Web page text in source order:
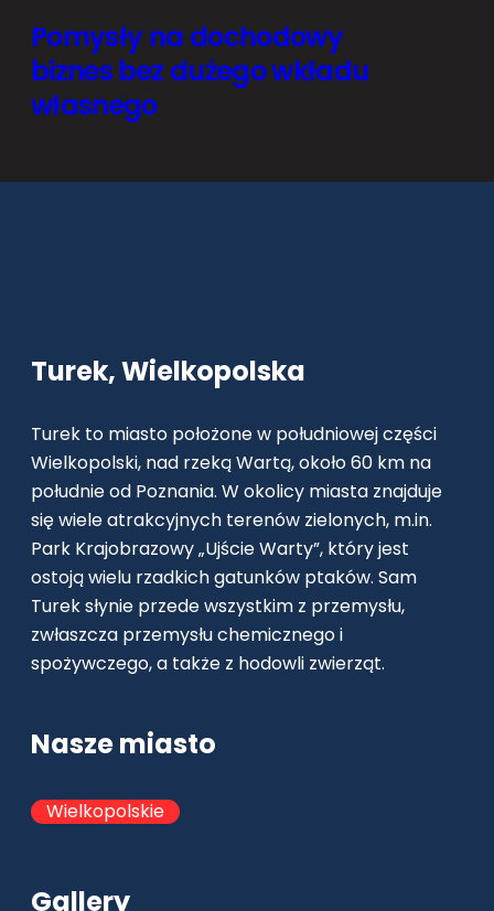
Pomysły na dochodowy
biznes bez dużego wkładu
własnego
Turek, Wielkopolska
Turek to miasto położone w południowej części
Wielkopolski, nad rzeką Wartą, około 60 km na
południe od Poznania. W okolicy miasta znajduje
się wiele atrakcyjnych terenów zielonych, m.in.
Park Krajobrazowy „Ujście Warty”, który jest
ostoją wielu rzadkich gatunków ptaków. Sam
Turek słynie przede wszystkim z przemysłu,
zwłaszcza przemysłu chemicznego i
spożywczego, a także z hodowli zwierząt.
Nasze miasto
Wielkopolskie
Gallery